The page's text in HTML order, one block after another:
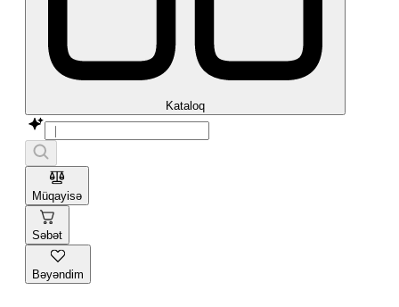
Kataloq
Müqayisə
Səbət
Bəyəndim